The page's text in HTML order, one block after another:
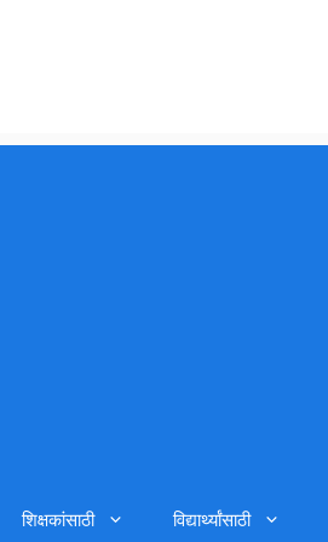
शिक्षकांसाठी विद्यार्थ्यांसाठी